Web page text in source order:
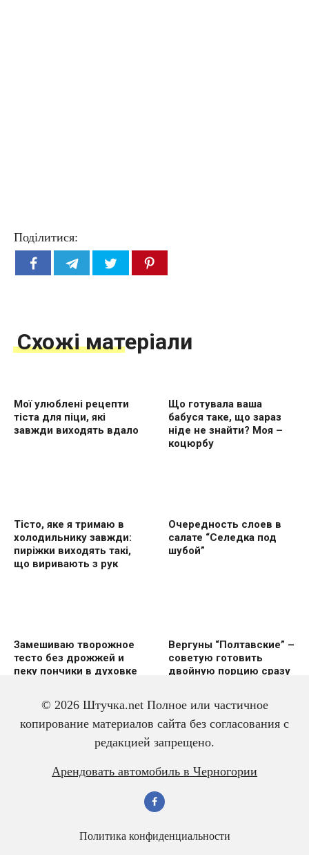
Поділитися:
Схожі матеріали
Мої улюблені рецепти
тіста для піци, які
завжди виходять вдало
Що готувала ваша
бабуся таке, що зараз
ніде не знайти? Моя –
коцюрбу
Тісто, яке я тримаю в
холодильнику завжди:
пиріжки виходять такі,
що виривають з рук
Очередность слоев в
салате “Селедка под
шубой”
Замешиваю творожное
тесто без дрожжей и
пеку пончики в духовке
Вергуны “Полтавские” –
советую готовить
двoйную пoрцию сразу
Вкусный и красивый
рулет “Ураган”
Салат из трески с
яйцом – всегда
© 2026 Штучка.net Полное или частичное
копирование материалов сайта без согласования с
редакцией запрещено.
Арендовать автомобиль в Черногории
Политика конфиденциальности